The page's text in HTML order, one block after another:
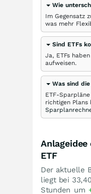
Wie
Im Gegensatz
was mehr
Sind ETFs
Ja, ETFs
aufweisen.
Was sind
ETF-
richtigen
ETF
Der aktuelle
liegt bei
Stunden um